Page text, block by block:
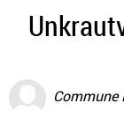
Commune